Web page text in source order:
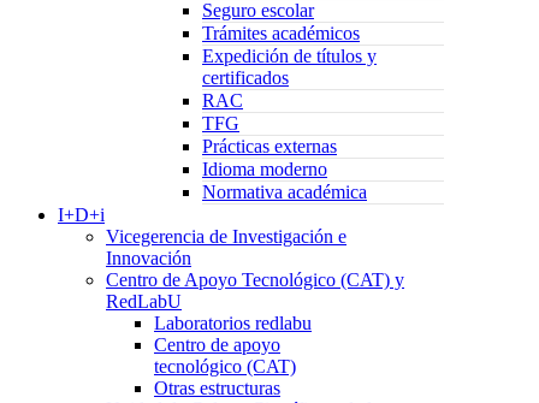
Seguro escolar
Trámites académicos
Expedición de títulos y
certificados
RAC
TFG
Prácticas externas
Idioma moderno
Normativa académica
I+D+i
Vicegerencia de Investigación e
Innovación
Centro de Apoyo Tecnológico (CAT) y
RedLabU
Laboratorios redlabu
Centro de apoyo
tecnológico (CAT)
Otras estructuras